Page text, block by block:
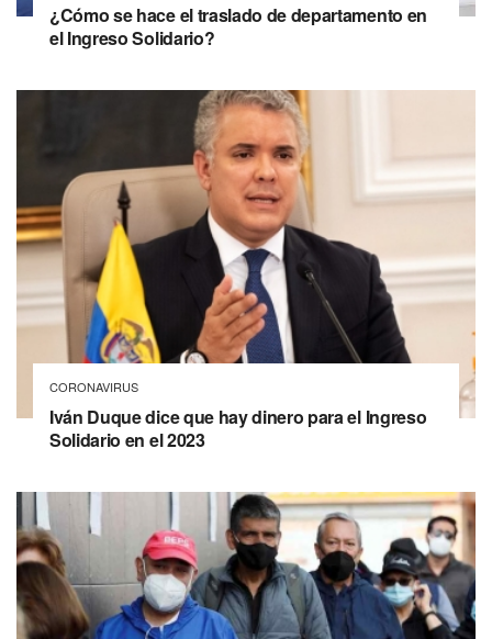
¿Cómo se hace el traslado de departamento en
el Ingreso Solidario?
CORONAVIRUS
Iván Duque dice que hay dinero para el Ingreso
Solidario en el 2023